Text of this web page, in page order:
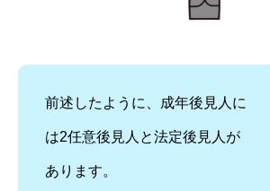
前述したように、成年後見人に
は2任意後見人と法定後見人が
あります。